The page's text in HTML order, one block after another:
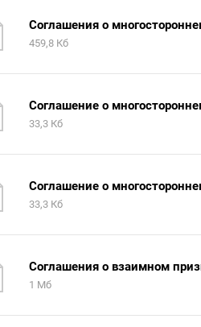
Соглашения о
459,8 Кб
Соглашение о
33,3 Кб
Соглашение о
33,3 Кб
Соглашения о взаимном
1 Мб